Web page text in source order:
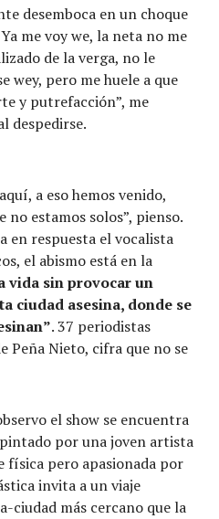
desemboca en un choque
me voy we, la neta no me
de la verga, no le
wey, pero me huele a que
y putrefacción”, me
despedirse.
a eso hemos venido,
estamos solos”, pienso.
en respuesta el vocalista
el abismo está en la
vida sin provocar un
ciudad asesina, donde se
. 37 periodistas
Peña Nieto, cifra que no se
el show se encuentra
por una joven artista
física pero apasionada por
invita a un viaje
ciudad más cercano que la